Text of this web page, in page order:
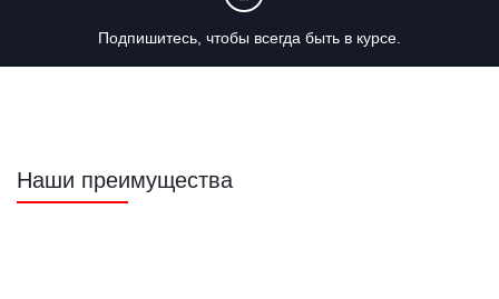
Подпишитесь, чтобы всегда быть в курсе.
Наши преимущества